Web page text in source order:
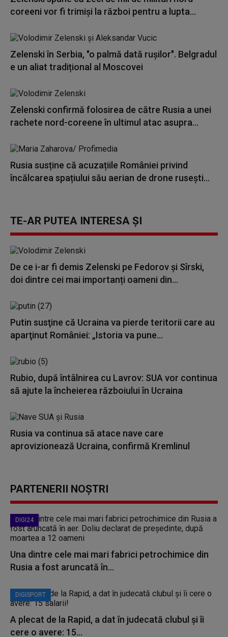
coreeni vor fi trimiși la război pentru a lupta...
Zelenski în Serbia, "o palmă dată rușilor". Belgradul
e un aliat tradițional al Moscovei
Zelenski confirmă folosirea de către Rusia a unei
rachete nord-coreene în ultimul atac asupra...
Rusia susține că acuzațiile României privind
încălcarea spațiului său aerian de drone rusești...
TE-AR PUTEA INTERESA ȘI
De ce i-ar fi demis Zelenski pe Fedorov şi Sîrski,
doi dintre cei mai importanți oameni din...
Putin susţine că Ucraina va pierde teritorii care au
aparţinut României: „Istoria va pune...
Rubio, după întâlnirea cu Lavrov: SUA vor continua
să ajute la încheierea războiului în Ucraina
Rusia va continua să atace nave care
aprovizionează Ucraina, confirmă Kremlinul
PARTENERII NOȘTRI
DIGI24
Una dintre cele mai mari fabrici petrochimice din
Rusia a fost aruncată în...
DIGISPORT
A plecat de la Rapid, a dat în judecată clubul și îi
cere o avere: 15...